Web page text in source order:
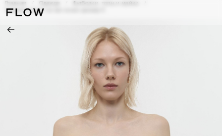
Одежда
Футболки, топы и майки
Черный корсет из эко-кожи размер S